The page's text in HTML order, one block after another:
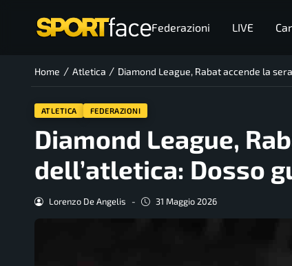
Federazioni LIVE
Home / Atletica / Diamond League, Rabat accende la
ATLETICA FEDERAZIONI
Diamond League,
dell’atletica: Dosso
Lorenzo De Angelis - 31 Maggio 2026